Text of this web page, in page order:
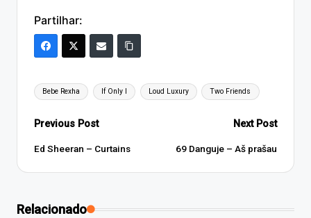
Partilhar:
Tags:
Bebe Rexha If Only I Loud Luxury Two Friends
Post
navigation
Previous Post
Ed Sheeran – Curtains
Next Post
69 Danguje – Aš prašau
Relacionado